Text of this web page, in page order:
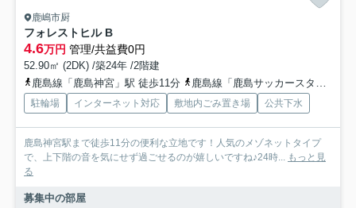
鹿嶋市厨
フォレストヒル B
4.6万円 管理/共益費0円
52.90㎡ (2DK) /築24年 /2階建
鹿島線「鹿島神宮」駅 徒歩11分
鹿島線「鹿島サッカースタジア」駅 徒歩31分
駐輪場 インターネット対応 敷地内ごみ置き場 公共下水
鹿島神宮駅まで徒歩11分の便利な立地です！人気のメゾネットタイプ
で、上下階の音を気にせず過ごせるのが嬉しいですね♪24時... もっと見
る
募集中の部屋